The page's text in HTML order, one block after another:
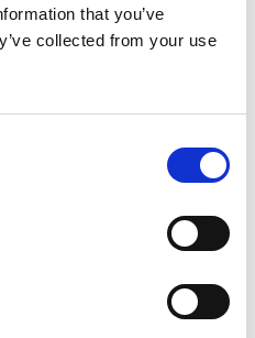
that you’ve
collected from your use
besteld,
In winkelwagen
Powerlijn Dubble